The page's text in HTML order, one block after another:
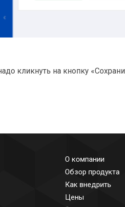
кликнуть на кнопку
О компании
Обзор продукта
Как внедрить
Цены